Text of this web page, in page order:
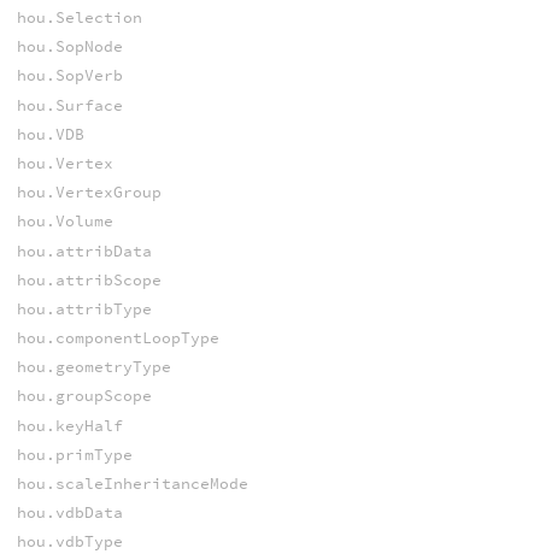
hou.Selection
hou.SopNode
hou.SopVerb
hou.Surface
hou.VDB
hou.Vertex
hou.VertexGroup
hou.Volume
hou.attribData
hou.attribScope
hou.attribType
hou.componentLoopType
hou.geometryType
hou.groupScope
hou.keyHalf
hou.primType
hou.scaleInheritanceMode
hou.vdbData
hou.vdbType